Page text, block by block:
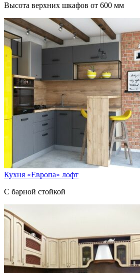
Высота верхних шкафов от 600 мм
Кухня «Европа» лофт
С барной стойкой